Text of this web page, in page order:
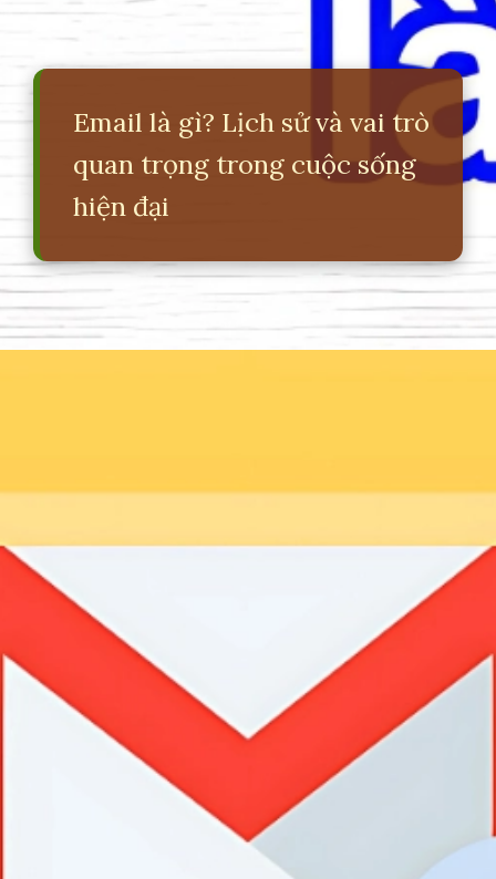
Email là gì? Lịch sử và vai trò
quan trọng trong cuộc sống
hiện đại